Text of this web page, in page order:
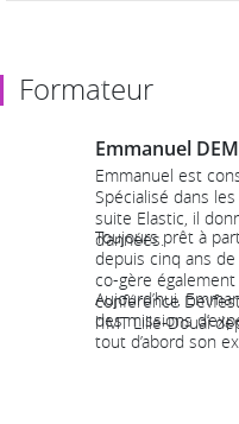
Formateur
Emmanuel
Emmanuel est
Spécialisé dans
suite Elastic, il
d’années.
Toujours prêt à
depuis cinq ans
co-gère également
conférence
l’IMT Lille-Douai
Aujourd’hui,
des missions
tout d’abord son